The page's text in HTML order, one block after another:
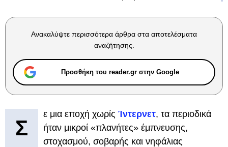
Ανακαλύψτε περισσότερα άρθρα στα αποτελέσματα
αναζήτησης.
Προσθήκη του reader.gr στην Google
Σ
ε μια εποχή χωρίς Ίντερνετ, τα περιοδικά
ήταν μικροί «πλανήτες» έμπνευσης,
στοχασμού, σοβαρής και νηφάλιας